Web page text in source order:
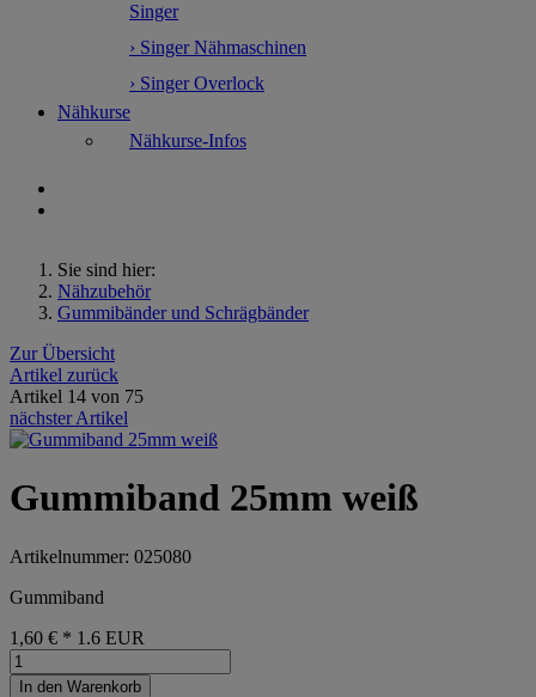
Singer
› Singer Nähmaschinen
› Singer Overlock
Nähkurse
Nähkurse-Infos
Sie sind hier:
Nähzubehör
Gummibänder und Schrägbänder
Zur Übersicht
Artikel zurück
Artikel 14 von 75
nächster Artikel
Gummiband 25mm weiß
Artikelnummer: 025080
Gummiband
1,60 € * 1.6 EUR
In den Warenkorb